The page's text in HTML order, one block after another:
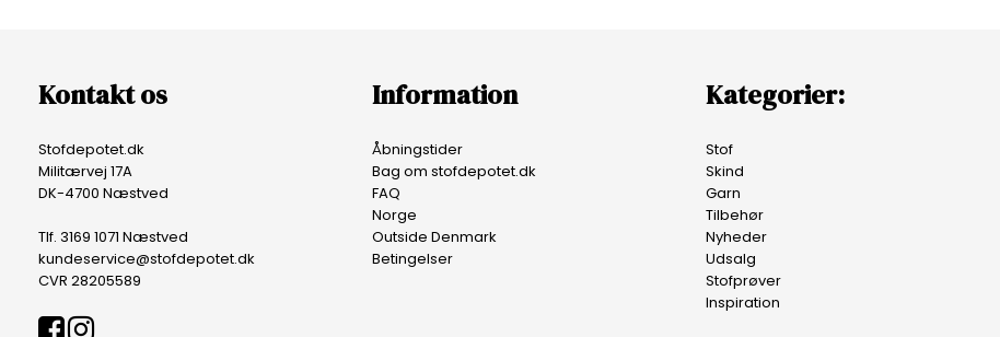
Kontakt os
Stofdepotet.dk
Militærvej 17A
DK-4700 Næstved
Tlf. 3169 1071 Næstved
kundeservice@stofdepotet.dk
CVR 28205589
Information
Åbningstider
Bag om stofdepotet.dk
FAQ
Norge
Outside Denmark
Betingelser
Kategorier:
Stof
Skind
Garn
Tilbehør
Nyheder
Udsalg
Stofprøver
Inspiration